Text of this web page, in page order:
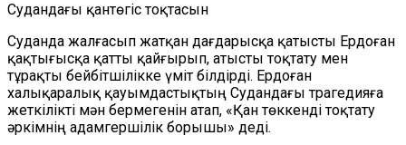
Судандағы қантөгіс тоқтасын
Суданда жалғасып жатқан дағдарысқа қатысты Ердоған
қақтығысқа қатты қайғырып, атысты тоқтату мен
тұрақты бейбітшілікке үміт білдірді. Ердоған
халықаралық қауымдастықтың Судандағы трагедияға
жеткілікті мән бермегенін атап, «Қан төккенді тоқтату
әркімнің адамгершілік борышы» деді.